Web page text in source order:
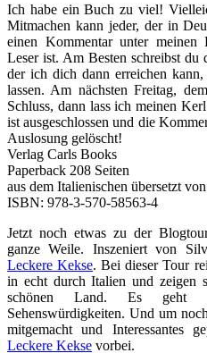
Ich habe ein Buch zu viel!
Mitmachen kann jeder, der in
einen Kommentar unter meinen
Leser ist. Am Besten schreibst du
der ich dich dann erreichen
lassen. Am nächsten Freitag,
Schluss, dann lass ich meinen
ist ausgeschlossen und die
Auslosung gelöscht!
Verlag Carls Books
Paperback 208 Seiten
aus dem Italienischen übersetzt
ISBN: 978-3-570-58563-4
Jetzt noch etwas zu der
ganze Weile. Inszeniert von
Leckere Kekse. Bei dieser Tour
in echt durch Italien und zeigen
schönen Land. Es geht
Sehenswürdigkeiten. Und um
mitgemacht und Interessantes
Leckere Kekse vorbei.